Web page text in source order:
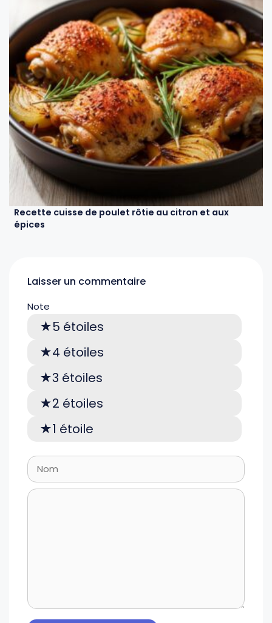
Recette cuisse de poulet rôtie au citron et aux
épices
Laisser un commentaire
Note
5 étoiles
4 étoiles
3 étoiles
2 étoiles
1 étoile